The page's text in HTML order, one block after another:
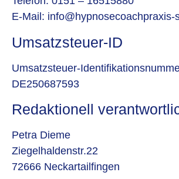
E-Mail: info@hypnosecoachpraxis-
Umsatzsteuer-ID
Umsatzsteuer-
DE250687593
Redaktionell
Petra Dieme
Ziegelhaldenstr.22
72666 Neckartailfingen